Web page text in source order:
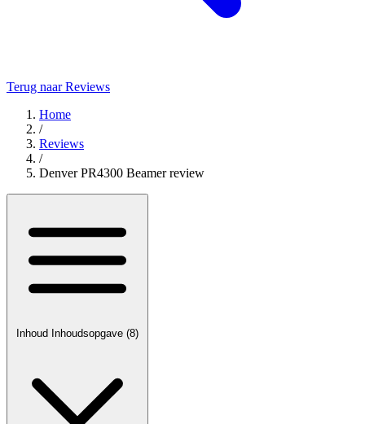
Terug naar Reviews
Home
/
Reviews
/
Denver PR4300 Beamer review
Inhoud Inhoudsopgave (8)